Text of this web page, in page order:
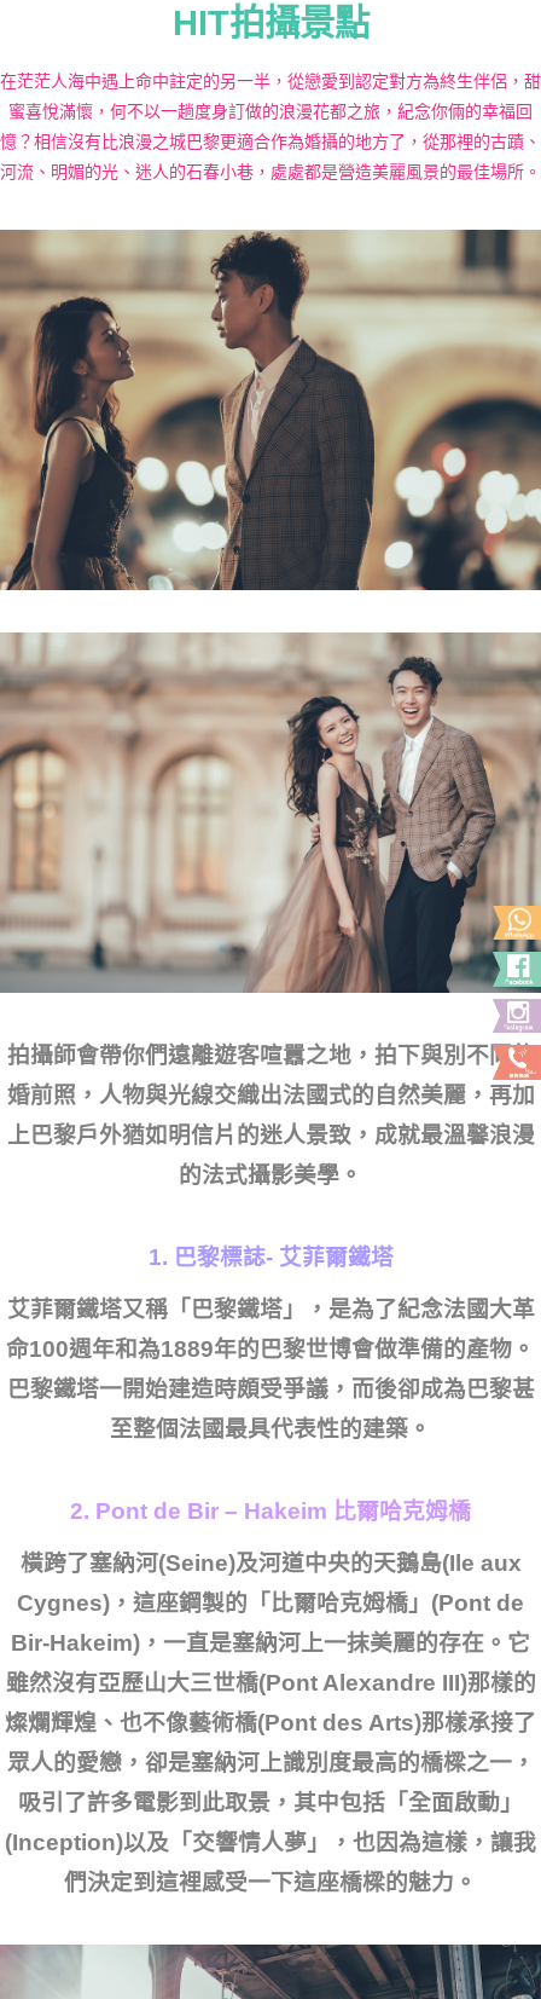
HIT拍攝景點
在茫茫人海中遇上命中註定的另一半，從戀愛到認定對方為終生伴侶，甜
蜜喜悅滿懷，何不以一趟度身訂做的浪漫花都之旅，紀念你倆的幸福回
憶？相信沒有比浪漫之城巴黎更適合作為婚攝的地方了，從那裡的古蹟、
河流、明媚的光、迷人的石春小巷，處處都是營造美麗風景的最佳場所。
拍攝師會帶你們遠離遊客喧囂之地，拍下與別不同的
婚前照，人物與光線交織出法國式的自然美麗，再加
上巴黎戶外猶如明信片的迷人景致，成就最溫馨浪漫
的法式攝影美學。
1. 巴黎標誌- 艾菲爾鐵塔
艾菲爾鐵塔又稱「巴黎鐵塔」，是為了紀念法國大革
命100週年和為1889年的巴黎世博會做準備的產物。
巴黎鐵塔一開始建造時頗受爭議，而後卻成為巴黎甚
至整個法國最具代表性的建築。
2. Pont de Bir – Hakeim 比爾哈克姆橋
橫跨了塞納河(Seine)及河道中央的天鵝島(Ile aux
Cygnes)，這座鋼製的「比爾哈克姆橋」(Pont de
Bir-Hakeim)，一直是塞納河上一抹美麗的存在。它
雖然沒有亞歷山大三世橋(Pont Alexandre III)那樣的
燦爛輝煌、也不像藝術橋(Pont des Arts)那樣承接了
眾人的愛戀，卻是塞納河上識別度最高的橋樑之一，
吸引了許多電影到此取景，其中包括「全面啟動」
(Inception)以及「交響情人夢」，也因為這樣，讓我
們決定到這裡感受一下這座橋樑的魅力。